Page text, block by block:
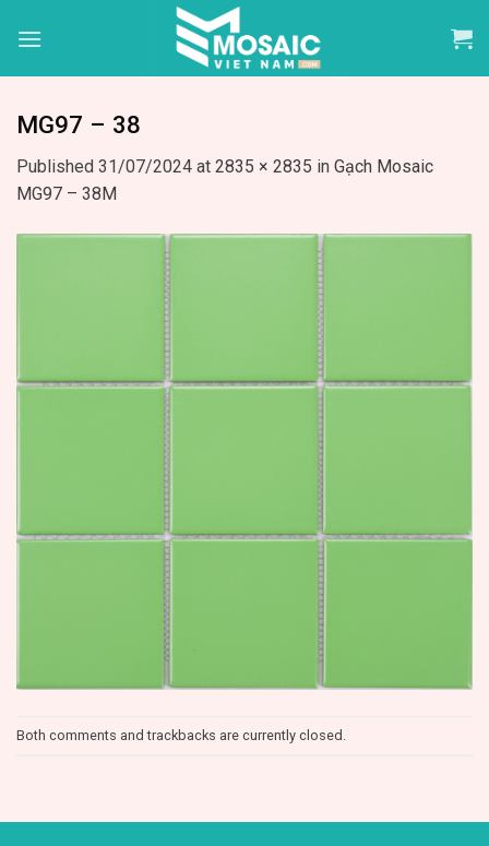
MG97 – 38
Published 31/07/2024 at 2835 × 2835 in Gạch Mosaic
MG97 – 38M
Both comments and trackbacks are currently closed.